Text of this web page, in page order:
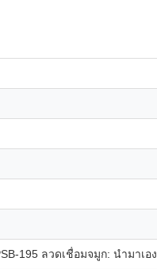
195 ลวดเชื่อมจมูก: นำมาเอง